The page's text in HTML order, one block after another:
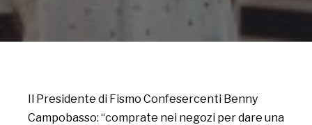
Il Presidente di Fismo Confesercenti Benny
Campobasso: “comprate nei negozi per dare una